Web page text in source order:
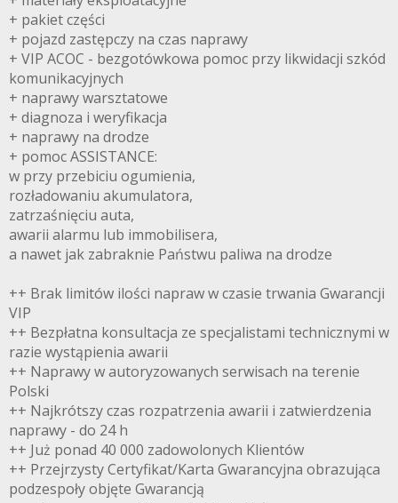
+ pakiet części
+ pojazd zastępczy na czas naprawy
+ VIP ACOC - bezgotówkowa pomoc przy likwidacji szkód
komunikacyjnych
+ naprawy warsztatowe
+ diagnoza i weryfikacja
+ naprawy na drodze
+ pomoc ASSISTANCE:
w przy przebiciu ogumienia,
rozładowaniu akumulatora,
zatrzaśnięciu auta,
awarii alarmu lub immobilisera,
a nawet jak zabraknie Państwu paliwa na drodze
++ Brak limitów ilości napraw w czasie trwania Gwarancji
VIP
++ Bezpłatna konsultacja ze specjalistami technicznymi w
razie wystąpienia awarii
++ Naprawy w autoryzowanych serwisach na terenie
Polski
++ Najkrótszy czas rozpatrzenia awarii i zatwierdzenia
naprawy - do 24 h
++ Już ponad 40 000 zadowolonych Klientów
++ Przejrzysty Certyfikat/Karta Gwarancyjna obrazująca
podzespoły objęte Gwarancją